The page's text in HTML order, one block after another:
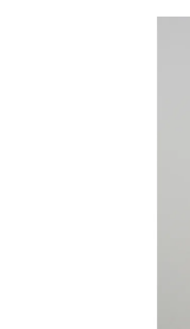
Reklamationen und
Richtlinien zur